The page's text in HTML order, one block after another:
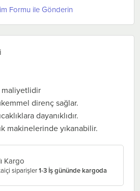
Formu ile Gönderin
maliyetlidir
direnç sağlar.
dayanıklıdır.
makinelerinde yıkanabilir.
Kargo
siparişler1-3 İş gününde kargoda